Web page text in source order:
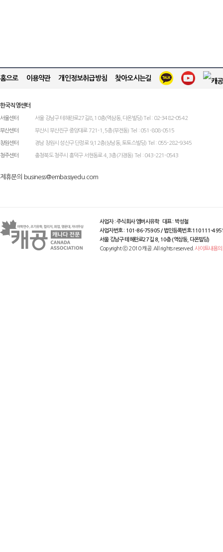
홈으로 이용약관 개인정보취급방침 찾아오시는길
한국직영센터
서울센터 서울 강남구 테헤란로27길8, 10층(역삼동, 다온빌딩) Tel : 02-3482-0542
부산센터 부산시 부산진구 중앙대로 721-1, 5층(부전동) Tel : 051-808-0515
창원센터 경남 창원시 성산구 단정로 9,12층(상남동, 토토스빌딩) Tel : 055-282-9345
청주센터 충청북도 청주시 흥덕구 서현동로 4, 3층(가경동) Tel : 043-221-0543
제휴문의 business@embassyedu.com
사업자 : 주식회사 엠버시유학 대표 : 박성철
사업자번호 : 101-86-75905 / 법인등록번호:110111-
서울 강남구 테헤란로27길 8, 10층 (역삼동, 다온빌딩)
Copyright ⓒ 2010 캐공. All rights reserved.사이트내용